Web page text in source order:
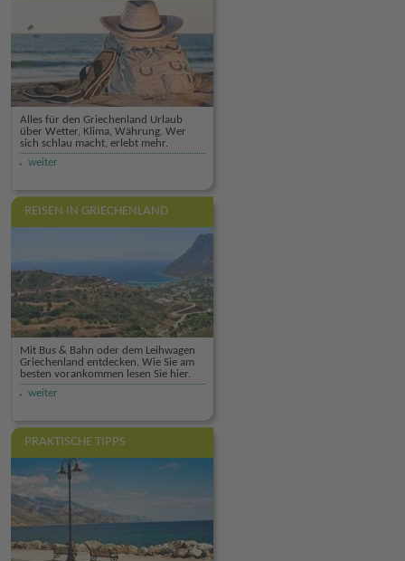
Alles für den Griechenland Urlaub
über Wetter, Klima, Währung. Wer
sich schlau macht, erlebt mehr.
weiter
REISEN IN GRIECHENLAND
Mit Bus & Bahn oder dem Leihwagen
Griechenland entdecken. Wie Sie am
besten vorankommen lesen Sie hier.
weiter
PRAKTISCHE TIPPS